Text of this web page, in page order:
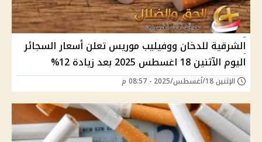
الشرقية للدخان ووفيليب موريس تعلن أسعار السجائر
اليوم الآثنين 18 اغسطس 2025 بعد زيادة 12%
الإثنين 18/أغسطس/2025 - 08:57 م